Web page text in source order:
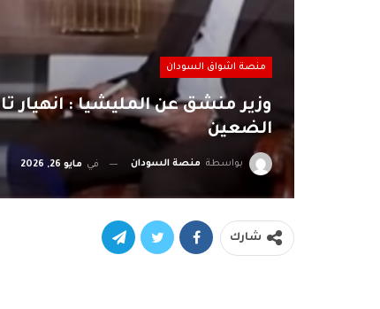
منصة اشواق السودان
وزير منشق عن المليشيا : انهيار
الضعين
بواسطة منصة السودان في مايو 26, 2026
شارك